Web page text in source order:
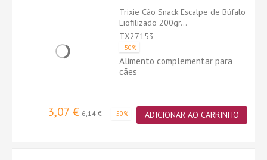
Trixie Cão Snack Escalpe de Búfalo
Liofilizado 200gr...
TX27153
-50%
Alimento complementar para
cães
3,07 € 6,14 € -50% ADICIONAR AO CARRINHO